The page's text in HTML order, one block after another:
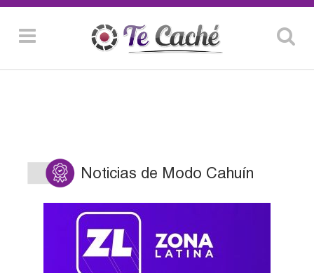
Noticias de Modo Cahuín